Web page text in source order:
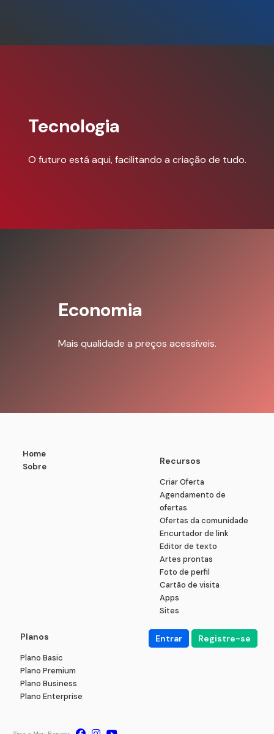
Tecnologia
O futuro está aqui, facilitando a criação de tudo.
Economia
Mais qualidade a preços acessíveis.
Home
Sobre
Recursos
Criar Oferta
Agendamento de
ofertas
Ofertas da comunidade
Encurtador de link
Editor de texto
Artes prontas
Foto de perfil
Cartão de visita
Apps
Sites
Planos
Plano Basic
Plano Premium
Plano Business
Plano Enterprise
Entrar Registre-se